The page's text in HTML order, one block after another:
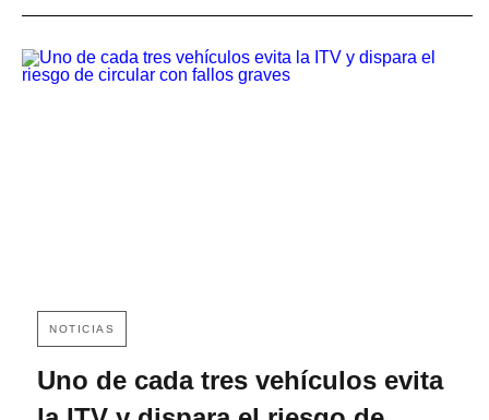
NOTICIAS
Uno de cada tres vehículos evita